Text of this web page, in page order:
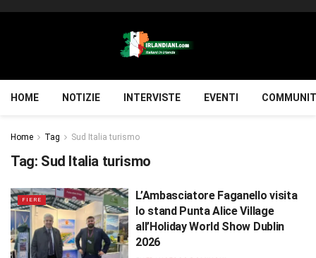
HOME NOTIZIE INTERVISTE EVENTI
Home Tag Sud Italia turismo
Tag: Sud Italia turismo
FIERE
L’Ambasciatore Faganello visita
lo stand Punta Alice Village
all’Holiday World Show Dublin
2026